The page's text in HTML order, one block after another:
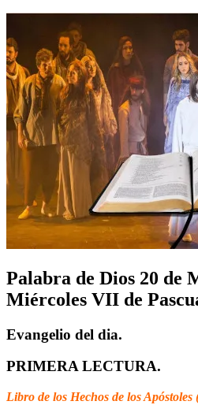
Palabra de Dios 20 de
Miércoles VII de
Evangelio del dia.
PRIMERA LECTURA.
Libro de los Hechos de los Apóstoles